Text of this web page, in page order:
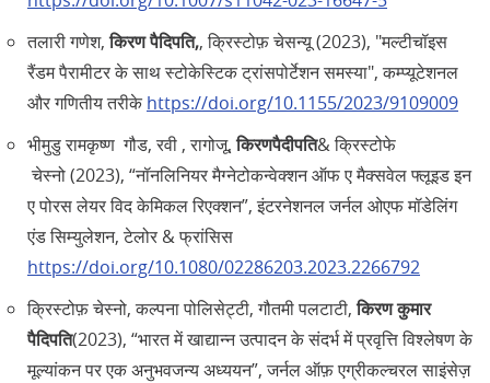
तलारी गणेश,किरण पैदिपति,, क्रिस्टोफ़ चेसन्यू (2023), "मल्टीचॉइस
रैंडम पैरामीटर के साथ स्टोकेस्टिक ट्रांसपोर्टेशन समस्या", कम्प्यूटेशनल
और गणितीय तरीके https://doi.org/10.1155/2023/9109009
भीमुडु रामकृष्ण गौड, रवी , रागोजू,किरणपैदीपति& क्रिस्टोफे
चेस्नो (2023), “नॉनलिनियर मैग्नेटोकन्वेक्शन ऑफ ए मैक्सवेल फ्लूइड इन
ए पोरस लेयर विद केमिकल रिएक्शन”, इंटरनेशनल जर्नल ओएफ मॉडेलिंग
एंड सिम्युलेशन, टेलोर & फ्रांसिस
https://doi.org/10.1080/02286203.2023.2266792
क्रिस्टोफ़ चेस्नो, कल्पना पोलिसेट्टी, गौतमी पलटाटी,किरण कुमार
पैदिपति(2023), “भारत में खाद्यान्न उत्पादन के संदर्भ में प्रवृत्ति विश्लेषण के
मूल्यांकन पर एक अनुभवजन्य अध्ययन”, जर्नल ऑफ़ एग्रीकल्चरल साइंसेज़